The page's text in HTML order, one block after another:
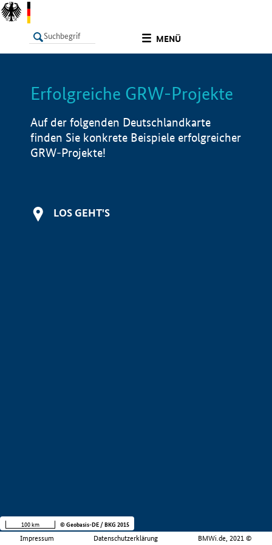
MENÜ
LISTE Info
Erfolgreiche GRW-Projekte
Auf der folgenden Deutschlandkarte
finden Sie konkrete Beispiele erfolgreicher
GRW-Projekte!
LOS GEHT'S
Impressum Datenschutzerklärung BMWi.de, 2021 ©
100 km © Geobasis-DE / BKG 2015